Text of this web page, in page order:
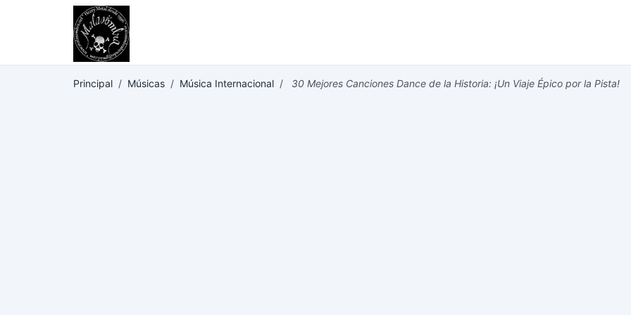
Principal / Músicas / Música Internacional / 30 Mejores Canciones Dance de la Historia: ¡Un Viaje Épico por la Pista!